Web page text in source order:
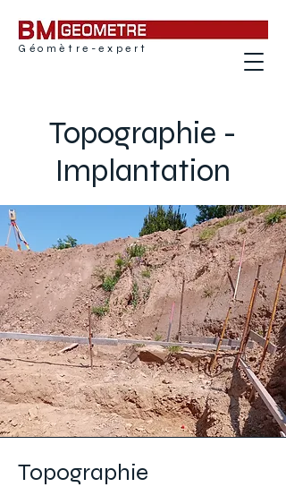
Géomètre-expert
Topographie -
Implantation
Topographie